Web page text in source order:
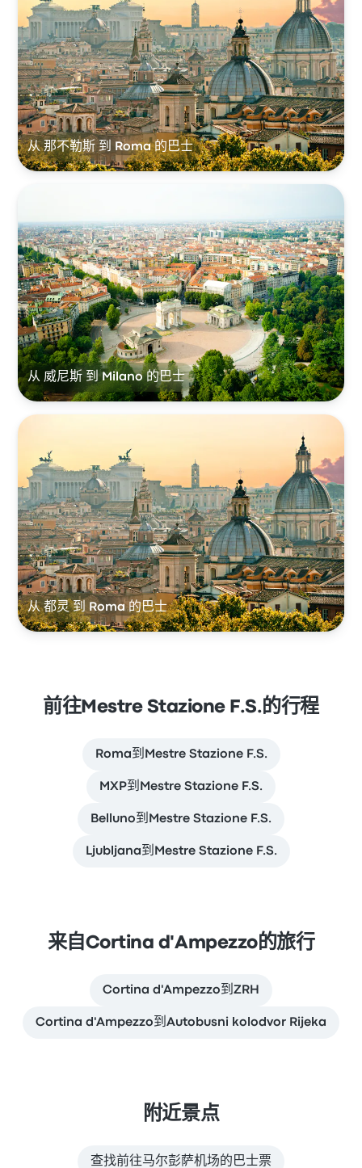
从 那不勒斯 到 Roma 的巴士
从 威尼斯 到 Milano 的巴士
从 都灵 到 Roma 的巴士
前往Mestre Stazione F.S.的行程
Roma到Mestre Stazione F.S.
MXP到Mestre Stazione F.S.
Belluno到Mestre Stazione F.S.
Ljubljana到Mestre Stazione F.S.
来自Cortina d'Ampezzo的旅行
Cortina d'Ampezzo到ZRH
Cortina d'Ampezzo到Autobusni kolodvor Rijeka
附近景点
查找前往马尔彭萨机场的巴士票